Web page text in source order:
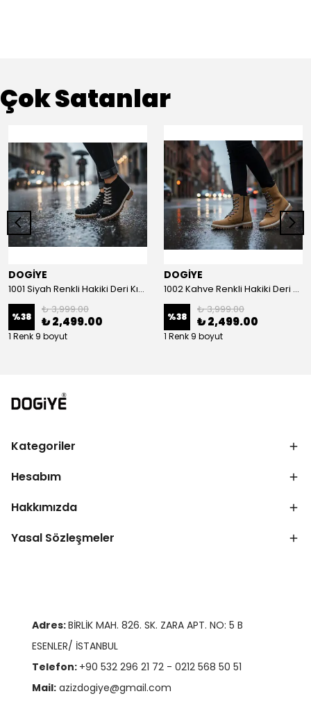
Çok Satanlar
DOGİYE
1001 Siyah Renkli Hakiki Deri Kışlık Bot
%38
₺ 3,999.00
₺ 2,499.00
1 Renk 9 boyut
DOGİYE
1002 Kahve Renkli Hakiki Deri Kışlık Bot
%38
₺ 3,999.00
₺ 2,499.00
1 Renk 9 boyut
Kategoriler
Hesabım
Hakkımızda
Yasal Sözleşmeler
Adres:BİRLİK MAH. 826. SK. ZARA APT. NO: 5 B
ESENLER/ İSTANBUL
Telefon: +90 532 296 21 72 - 0212 568 50 51
Mail: azizdogiye@gmail.com